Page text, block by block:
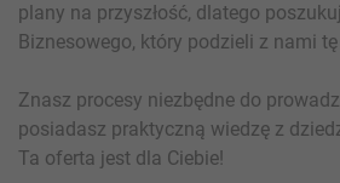
plany na przyszłość, dlatego
Biznesowego, który podzieli z nami
Znasz procesy niezbędne do
posiadasz praktyczną wiedzę z
Ta oferta jest dla Ciebie!